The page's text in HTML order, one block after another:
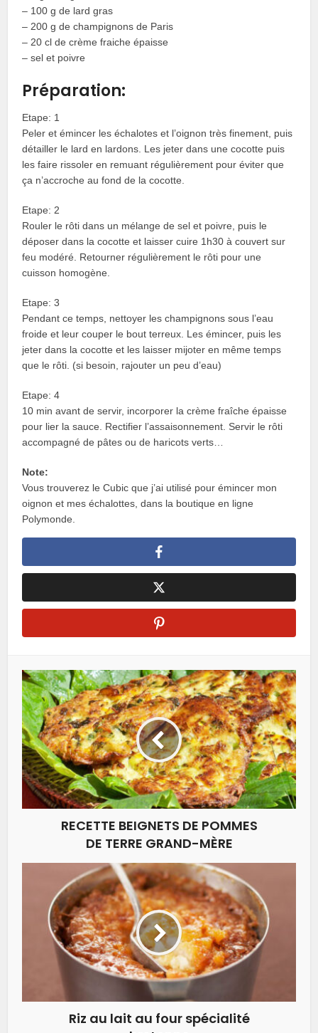
– 100 g de lard gras
– 200 g de champignons de Paris
– 20 cl de crème fraiche épaisse
– sel et poivre
Préparation:
Etape: 1
Peler et émincer les échalotes et l’oignon très finement, puis
détailler le lard en lardons. Les jeter dans une cocotte puis
les faire rissoler en remuant régulièrement pour éviter que
ça n’accroche au fond de la cocotte.
Etape: 2
Rouler le rôti dans un mélange de sel et poivre, puis le
déposer dans la cocotte et laisser cuire 1h30 à couvert sur
feu modéré. Retourner régulièrement le rôti pour une
cuisson homogène.
Etape: 3
Pendant ce temps, nettoyer les champignons sous l’eau
froide et leur couper le bout terreux. Les émincer, puis les
jeter dans la cocotte et les laisser mijoter en même temps
que le rôti. (si besoin, rajouter un peu d’eau)
Etape: 4
10 min avant de servir, incorporer la crème fraîche épaisse
pour lier la sauce. Rectifier l’assaisonnement. Servir le rôti
accompagné de pâtes ou de haricots verts…
Note:
Vous trouverez le Cubic que j’ai utilisé pour émincer mon
oignon et mes échalottes, dans la boutique en ligne
Polymonde.
RECETTE BEIGNETS DE POMMES
DE TERRE GRAND-MÈRE
Riz au lait au four spécialité